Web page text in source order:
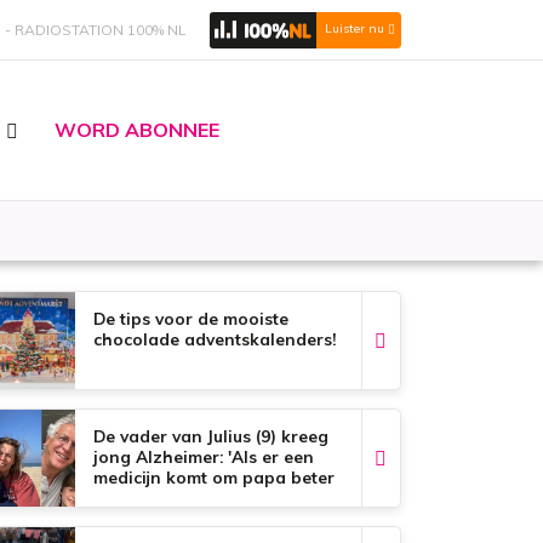
RADIOSTATION 100% NL Luister nu
WORD ABONNEE
De tips voor de mooiste
chocolade adventskalenders!
De vader van Julius (9) kreeg
jong Alzheimer: 'Als er een
medicijn komt om papa beter